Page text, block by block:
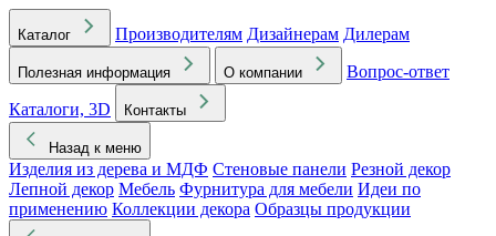
Каталог Производителям Дизайнерам Дилерам
Полезная информация О компании
Вопрос-ответ
Каталоги, 3D
Контакты
Назад к меню
Изделия из дерева и МДФ Стеновые панели Резной декор
Лепной декор Мебель Фурнитура для мебели Идеи по
применению Коллекции декора Образцы продукции